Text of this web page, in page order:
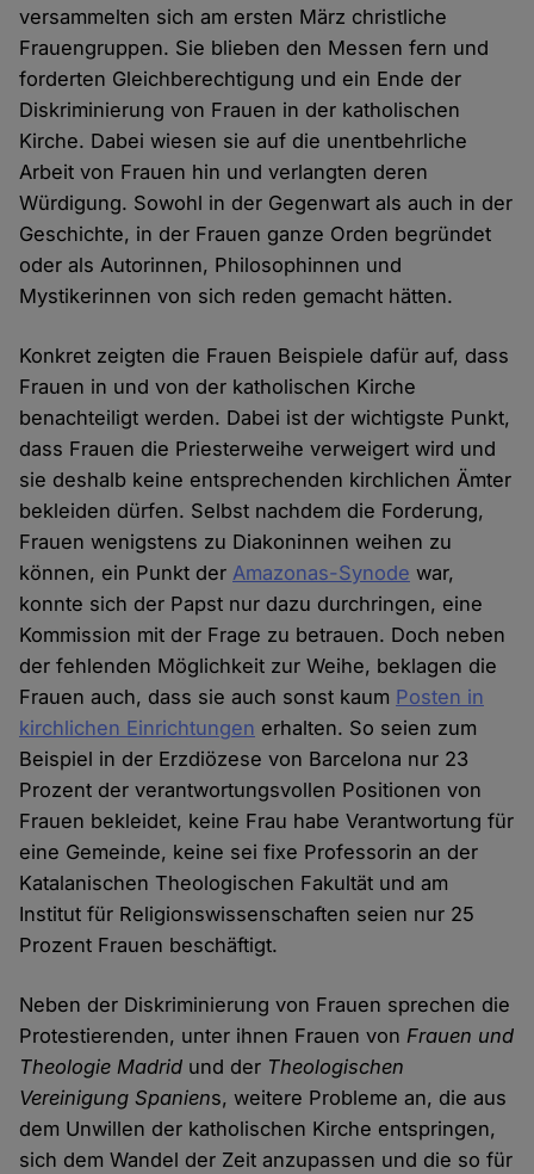
versammelten sich am ersten März christliche
Frauengruppen. Sie blieben den Messen fern und
forderten Gleichberechtigung und ein Ende der
Diskriminierung von Frauen in der katholischen
Kirche. Dabei wiesen sie auf die unentbehrliche
Arbeit von Frauen hin und verlangten deren
Würdigung. Sowohl in der Gegenwart als auch in der
Geschichte, in der Frauen ganze Orden begründet
oder als Autorinnen, Philosophinnen und
Mystikerinnen von sich reden gemacht hätten.
Konkret zeigten die Frauen Beispiele dafür auf, dass
Frauen in und von der katholischen Kirche
benachteiligt werden. Dabei ist der wichtigste Punkt,
dass Frauen die Priesterweihe verweigert wird und
sie deshalb keine entsprechenden kirchlichen Ämter
bekleiden dürfen. Selbst nachdem die Forderung,
Frauen wenigstens zu Diakoninnen weihen zu
können, ein Punkt derAmazonas-Synode war,
konnte sich der Papst nur dazu durchringen, eine
Kommission mit der Frage zu betrauen. Doch neben
der fehlenden Möglichkeit zur Weihe, beklagen die
Frauen auch, dass sie auch sonst kaum Posten in
kirchlichen Einrichtungen erhalten. So seien zum
Beispiel in der Erzdiözese von Barcelona nur 23
Prozent der verantwortungsvollen Positionen von
Frauen bekleidet, keine Frau habe Verantwortung für
eine Gemeinde, keine sei fixe Professorin an der
Katalanischen Theologischen Fakultät und am
Institut für Religionswissenschaften seien nur 25
Prozent Frauen beschäftigt.
Neben der Diskriminierung von Frauen sprechen die
Protestierenden, unter ihnen Frauen vonFrauen und
Theologie Madrid und der Theologischen
Vereinigung Spaniens, weitere Probleme an, die aus
dem Unwillen der katholischen Kirche entspringen,
sich dem Wandel der Zeit anzupassen und die so für